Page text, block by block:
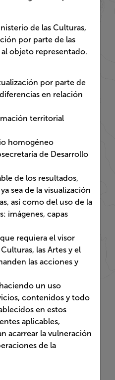
de mapas, cartas
de Chile, no
N° 83 de 1979 del
presentes en Chile,
las Artes y el
responsables de su
parte de las fuentes
el objeto representado.
patrimonial podría estar
ajustándose a la capa
decisiones y/o
capa individualmente,
en la plataforma
visor territorial y la
podrá interrumpir el
ejecutar.
correcto de la misma y
disponibles en la
Uso, así como en las
u omisión que
y
y Condiciones de